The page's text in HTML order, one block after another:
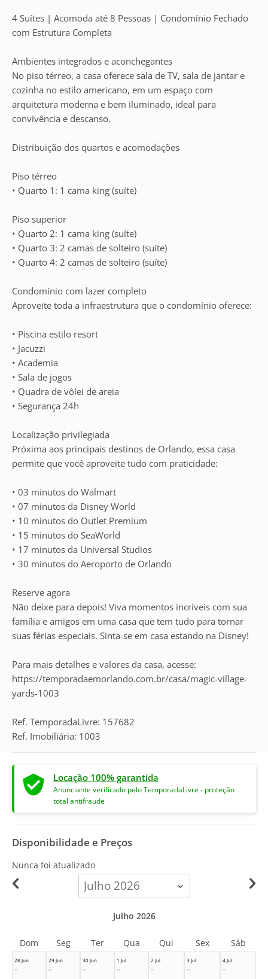
4 Suítes | Acomoda até 8 Pessoas | Condomínio Fechado
com Estrutura Completa
Ambientes integrados e aconchegantes
No piso térreo, a casa oferece sala de TV, sala de jantar e
cozinha no estilo americano, em um espaço com
arquitetura moderna e bem iluminado, ideal para
convivência e descanso.
Distribuição dos quartos e acomodações
Piso térreo
• Quarto 1: 1 cama king (suíte)
Piso superior
• Quarto 2: 1 cama king (suíte)
• Quarto 3: 2 camas de solteiro (suíte)
• Quarto 4: 2 camas de solteiro (suíte)
Condomínio com lazer completo
Aproveite toda a infraestrutura que o condomínio oferece:
• Piscina estilo resort
• Jacuzzi
• Academia
• Sala de jogos
• Quadra de vôlei de areia
• Segurança 24h
Localização privilegiada
Próxima aos principais destinos de Orlando, essa casa
permite que você aproveite tudo com praticidade:
• 03 minutos do Walmart
• 07 minutos da Disney World
• 10 minutos do Outlet Premium
• 15 minutos do SeaWorld
• 17 minutos da Universal Studios
• 30 minutos do Aeroporto de Orlando
Reserve agora
Não deixe para depois! Viva momentos incríveis com sua
família e amigos em uma casa que tem tudo para tornar
suas férias especiais. Sinta-se em casa estando na Disney!
Para mais detalhes e valores da casa, acesse:
https://temporadaemorlando.com.br/casa/magic-village-
yards-1003
Ref. TemporadaLivre: 157682
Ref. Imobiliária: 1003
Locação 100% garantida
Anunciante verificado pelo TemporadaLivre - proteção
total antifraude
Disponibilidade e Preços
Nunca foi atualizado
calendar-
month
28 Jun
--
29 Jun
--
30 Jun
--
1 Jul
--
2 Jul
--
3 Jul
--
4 Jul
--
Julho 2026
Dom Seg Ter Qua Qui Sex Sáb